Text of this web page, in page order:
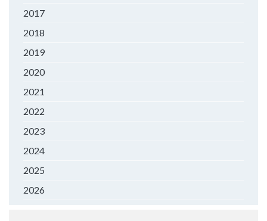
2017
2018
2019
2020
2021
2022
2023
2024
2025
2026